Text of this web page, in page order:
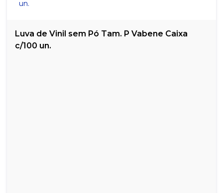
Luva de Vinil sem Pó Tam. P Vabene Caixa
c/100 un.